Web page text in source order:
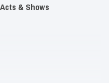
Acts & Shows